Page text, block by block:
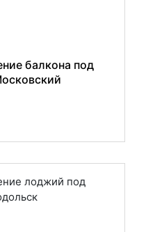
балкона под